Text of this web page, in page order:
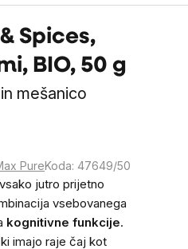
Spices,
BIO, 50 g
mešanico
PureKoda: 47649/50
jutro prijetno
vsebovanega
kognitivne funkcije.
imajo raje čaj kot